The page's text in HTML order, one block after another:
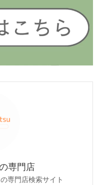
専門店
専門店検索サイト